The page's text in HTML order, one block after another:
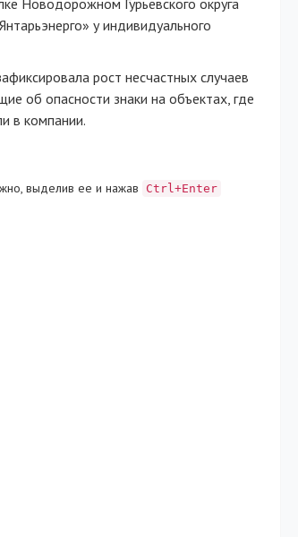
у индивидуального
рост несчастных случаев
об опасности знаки на объектах, где
в компании.
выделив ее и нажав Ctrl+Enter